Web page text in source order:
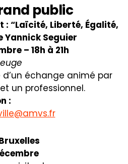
public
: “Laïcité, Liberté, Égalité,
Yannick Seguier
– 18h à 21h
d’un échange animé par
un professionnel.
: